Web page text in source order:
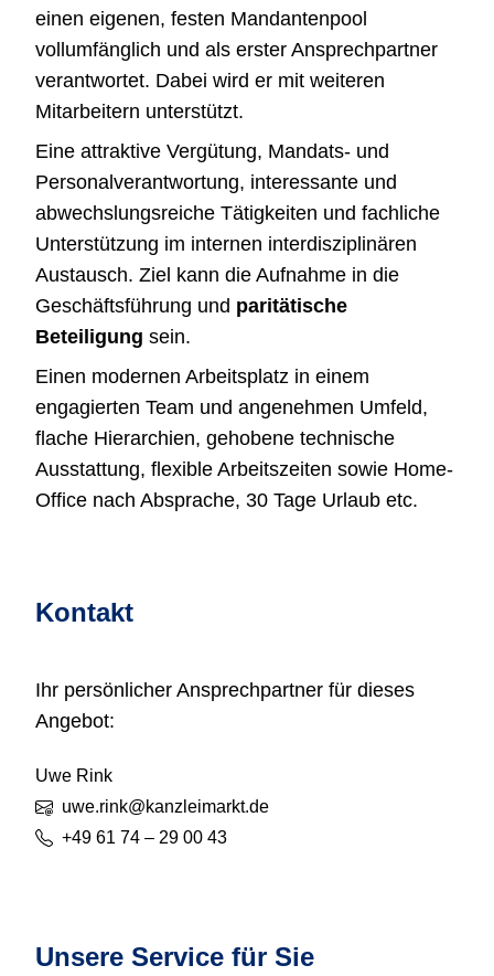
einen eigenen, festen Mandantenpool
vollumfänglich und als erster Ansprechpartner
verantwortet. Dabei wird er mit weiteren
Mitarbeitern unterstützt.
Eine attraktive Vergütung, Mandats- und
Personalverantwortung, interessante und
abwechslungsreiche Tätigkeiten und fachliche
Unterstützung im internen interdisziplinären
Austausch. Ziel kann die Aufnahme in die
Geschäftsführung und paritätische
Beteiligung sein.
Einen modernen Arbeitsplatz in einem
engagierten Team und angenehmen Umfeld,
flache Hierarchien, gehobene technische
Ausstattung, flexible Arbeitszeiten sowie Home-
Office nach Absprache, 30 Tage Urlaub etc.
Kontakt
Ihr persönlicher Ansprechpartner für dieses
Angebot:
Uwe Rink
uwe.rink@kanzleimarkt.de
+49 61 74 – 29 00 43
Unsere Service für Sie